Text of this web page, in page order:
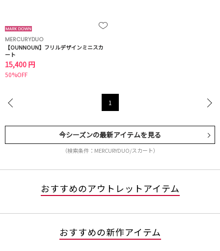
MERCURYDUO
【OUNNOUN】フリルデザインミニスカ
ート
15,400 円
50%OFF
1
今シーズンの最新アイテムを見る
（検索条件：MERCURYDUO/スカート）
おすすめのアウトレットアイテム
おすすめの新作アイテム